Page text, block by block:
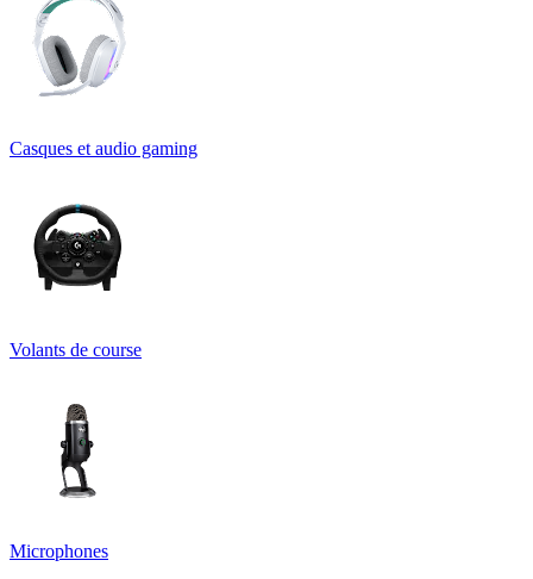
Casques et audio gaming
Volants de course
Microphones